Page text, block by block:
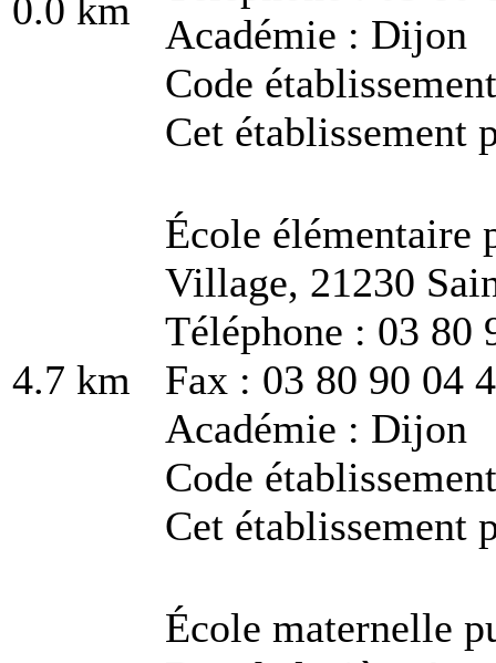
0.0 km
Académie : Dijon
Code
Cet établissement
4.7 km
École élémentaire
Village, 21230
Téléphone : 03 80
Fax : 03 80 90 04
Académie : Dijon
Code
Cet établissement
École maternelle